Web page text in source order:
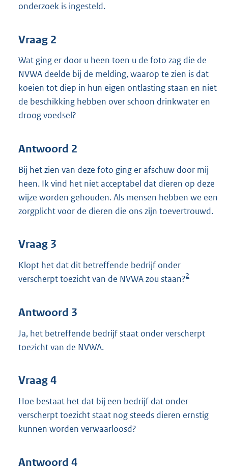
onderzoek is ingesteld.
Vraag 2
Wat ging er door u heen toen u de foto zag die de
NVWA deelde bij de melding, waarop te zien is dat
koeien tot diep in hun eigen ontlasting staan en niet
de beschikking hebben over schoon drinkwater en
droog voedsel?
Antwoord 2
Bij het zien van deze foto ging er afschuw door mij
heen. Ik vind het niet acceptabel dat dieren op deze
wijze worden gehouden. Als mensen hebben we een
zorgplicht voor de dieren die ons zijn toevertrouwd.
Vraag 3
Klopt het dat dit betreffende bedrijf onder
verscherpt toezicht van de NVWA zou staan?2
Antwoord 3
Ja, het betreffende bedrijf staat onder verscherpt
toezicht van de NVWA.
Vraag 4
Hoe bestaat het dat bij een bedrijf dat onder
verscherpt toezicht staat nog steeds dieren ernstig
kunnen worden verwaarloosd?
Antwoord 4